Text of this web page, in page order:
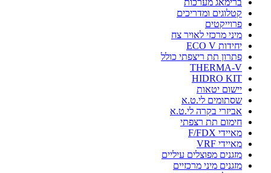
ברימאג מערכות
קטלוגים ומדריכים
פרוייקטים
מיני מרכזי לאויר צח
יחידות ECO V
פתרון תת ריצפתי כולל
THERMA-V
HIDRO KIT
יישום יטאות
שסתומים לי.ט.א
אביזרי בקרה לי.ט.א
חימום תת רצפתי
מאיידי F/FDX
מאיידי VRF
מזגנים מפוצלים עיליים
מזגנים מיני מרכזיים